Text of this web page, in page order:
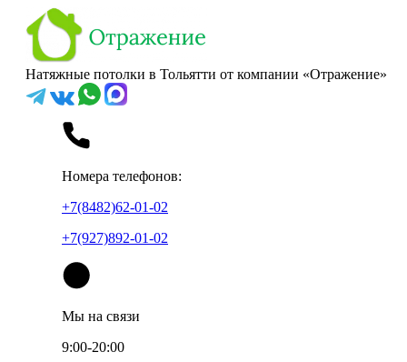
Натяжные потолки в Тольятти от компании «Отражение»
Номера телефонов:
+7(8482)62-01-02
+7(927)892-01-02
Мы на связи
9:00-20:00